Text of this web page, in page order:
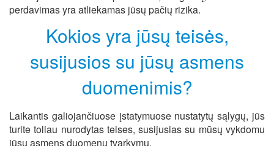
perdavimas yra atliekamas jūsų pačių rizika.
Kokios yra jūsų teisės,
susijusios su jūsų asmens
duomenimis?
Laikantis galiojančiuose įstatymuose nustatytų sąlygų, jūs
turite toliau nurodytas teises, susijusias su mūsų vykdomu
jūsų asmens duomenų tvarkymu.